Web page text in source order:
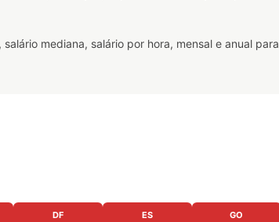
mediana, salário por hora, mensal e anual para
DF ES GO